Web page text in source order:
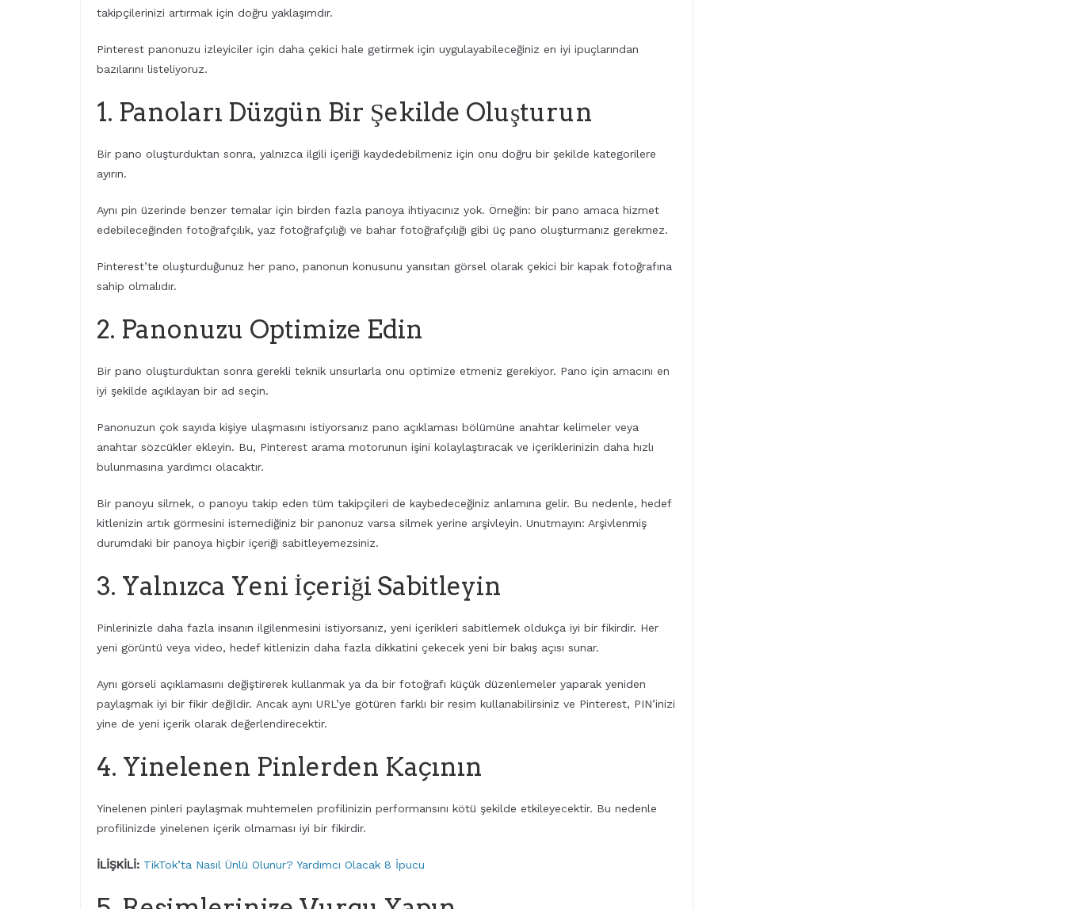
takipçilerinizi artırmak için doğru yaklaşımdır.
Pinterest panonuzu izleyiciler için daha çekici hale getirmek için uygulayabileceğiniz en iyi ipuçlarından
bazılarını listeliyoruz.
1. Panoları Düzgün Bir Şekilde Oluşturun
Bir pano oluşturduktan sonra, yalnızca ilgili içeriği kaydedebilmeniz için onu doğru bir şekilde kategorilere
ayırın.
Aynı pin üzerinde benzer temalar için birden fazla panoya ihtiyacınız yok. Örneğin: bir pano amaca hizmet
edebileceğinden fotoğrafçılık, yaz fotoğrafçılığı ve bahar fotoğrafçılığı gibi üç pano oluşturmanız gerekmez.
Pinterest’te oluşturduğunuz her pano, panonun konusunu yansıtan görsel olarak çekici bir kapak fotoğrafına
sahip olmalıdır.
2. Panonuzu Optimize Edin
Bir pano oluşturduktan sonra gerekli teknik unsurlarla onu optimize etmeniz gerekiyor. Pano için amacını en
iyi şekilde açıklayan bir ad seçin.
Panonuzun çok sayıda kişiye ulaşmasını istiyorsanız pano açıklaması bölümüne anahtar kelimeler veya
anahtar sözcükler ekleyin. Bu, Pinterest arama motorunun işini kolaylaştıracak ve içeriklerinizin daha hızlı
bulunmasına yardımcı olacaktır.
Bir panoyu silmek, o panoyu takip eden tüm takipçileri de kaybedeceğiniz anlamına gelir. Bu nedenle, hedef
kitlenizin artık görmesini istemediğiniz bir panonuz varsa silmek yerine arşivleyin. Unutmayın: Arşivlenmiş
durumdaki bir panoya hiçbir içeriği sabitleyemezsiniz.
3. Yalnızca Yeni İçeriği Sabitleyin
Pinlerinizle daha fazla insanın ilgilenmesini istiyorsanız, yeni içerikleri sabitlemek oldukça iyi bir fikirdir. Her
yeni görüntü veya video, hedef kitlenizin daha fazla dikkatini çekecek yeni bir bakış açısı sunar.
Aynı görseli açıklamasını değiştirerek kullanmak ya da bir fotoğrafı küçük düzenlemeler yaparak yeniden
paylaşmak iyi bir fikir değildir. Ancak aynı URL’ye götüren farklı bir resim kullanabilirsiniz ve Pinterest, PIN’inizi
yine de yeni içerik olarak değerlendirecektir.
4. Yinelenen Pinlerden Kaçının
Yinelenen pinleri paylaşmak muhtemelen profilinizin performansını kötü şekilde etkileyecektir. Bu nedenle
profilinizde yinelenen içerik olmaması iyi bir fikirdir.
İLİŞKİLİ: TikTok’ta Nasıl Ünlü Olunur? Yardımcı Olacak 8 İpucu